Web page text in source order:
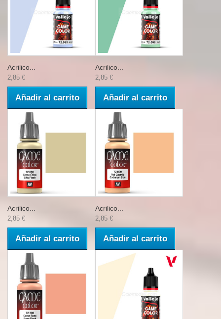
Acrilico...
2,85 €
Añadir al carrito
Acrilico...
2,85 €
Añadir al carrito
Acrilico...
2,85 €
Añadir al carrito
Acrilico...
2,85 €
Añadir al carrito